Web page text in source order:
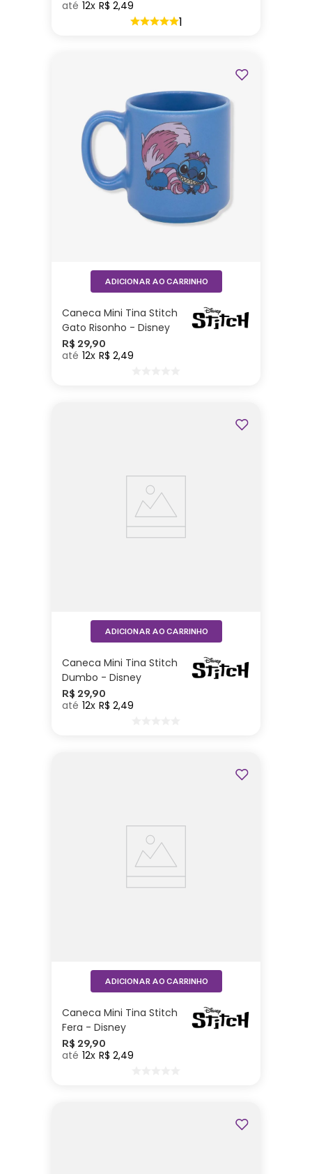
12 R$ 2,49
1
Caneca Mini Tina Stitch
Gato Risonho - Disney
R$ 29,90
12 R$ 2,49
ADICIONAR AO CARRINHO
Caneca Mini Tina Stitch
Dumbo - Disney
R$ 29,90
12 R$ 2,49
ADICIONAR AO CARRINHO
Caneca Mini Tina Stitch
Fera - Disney
R$ 29,90
12 R$ 2,49
ADICIONAR AO CARRINHO